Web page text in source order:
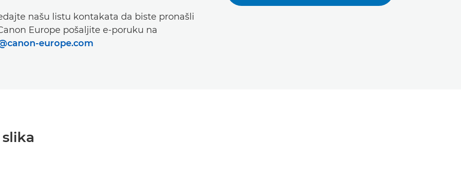
našu listu kontakata da biste pronašli
Europe pošaljite e-poruku na
europe.com